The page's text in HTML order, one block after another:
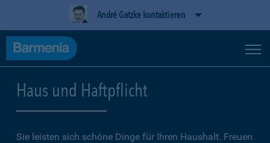
André Gatzke kontaktieren
Haus und Haftpflicht
Sie leisten sich schöne Dinge für Ihren Haushalt. Freuen